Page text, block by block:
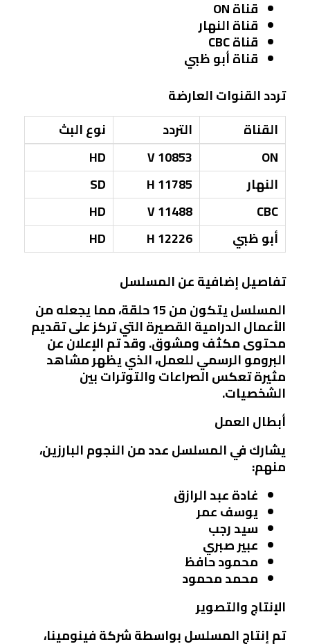
قناة ON
قناة النهار
قناة CBC
قناة أبو ظبي
تردد القنوات العارضة
القناة
التردد
نوع البث
ON
10853 V
HD
النهار
11785 H
SD
CBC
11488 V
HD
أبو ظبي
12226 H
HD
تفاصيل إضافية عن المسلسل
المسلسل يتكون من 15 حلقة، مما يجعله من
الأعمال الدرامية القصيرة التي تركز على تقديم
محتوى مكثف ومشوق. وقد تم الإعلان عن
البرومو الرسمي للعمل، الذي يظهر مشاهد
مثيرة تعكس الصراعات والتوترات بين
الشخصيات.
أبطال العمل
يشارك في المسلسل عدد من النجوم البارزين،
منهم:
غادة عبد الرازق
يوسف عمر
سيد رجب
عبير صبري
محمود حافظ
محمد محمود
الإنتاج والتصوير
تم إنتاج المسلسل بواسطة شركة فينومينا،